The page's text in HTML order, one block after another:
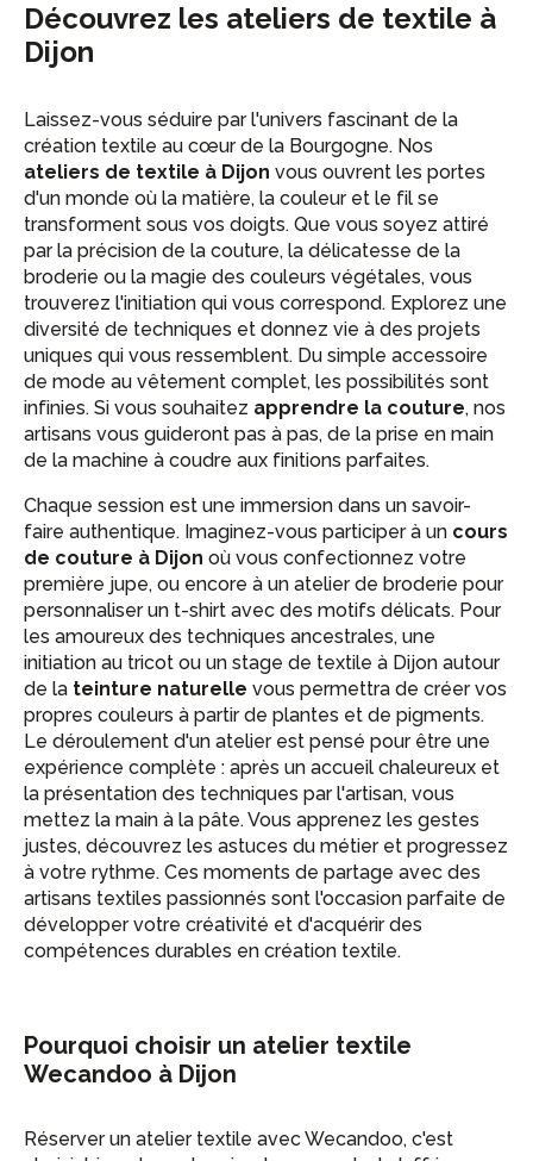
Découvrez les ateliers de textile à
Dijon
Laissez-vous séduire par l'univers fascinant de la
création textile au cœur de la Bourgogne. Nos
ateliers de textile à Dijon vous ouvrent les portes
d'un monde où la matière, la couleur et le fil se
transforment sous vos doigts. Que vous soyez attiré
par la précision de la couture, la délicatesse de la
broderie ou la magie des couleurs végétales, vous
trouverez l'initiation qui vous correspond. Explorez une
diversité de techniques et donnez vie à des projets
uniques qui vous ressemblent. Du simple accessoire
de mode au vêtement complet, les possibilités sont
infinies. Si vous souhaitez apprendre la couture, nos
artisans vous guideront pas à pas, de la prise en main
de la machine à coudre aux finitions parfaites.
Chaque session est une immersion dans un savoir-
faire authentique. Imaginez-vous participer à un cours
de couture à Dijon où vous confectionnez votre
première jupe, ou encore à un atelier de broderie pour
personnaliser un t-shirt avec des motifs délicats. Pour
les amoureux des techniques ancestrales, une
initiation au tricot ou un stage de textile à Dijon autour
de la teinture naturelle vous permettra de créer vos
propres couleurs à partir de plantes et de pigments.
Le déroulement d'un atelier est pensé pour être une
expérience complète : après un accueil chaleureux et
la présentation des techniques par l'artisan, vous
mettez la main à la pâte. Vous apprenez les gestes
justes, découvrez les astuces du métier et progressez
à votre rythme. Ces moments de partage avec des
artisans textiles passionnés sont l'occasion parfaite de
développer votre créativité et d'acquérir des
compétences durables en création textile.
Pourquoi choisir un atelier textile
Wecandoo à Dijon
Réserver un atelier textile avec Wecandoo, c'est